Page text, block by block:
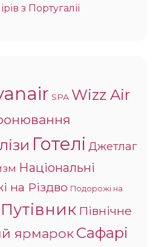
з Португалії
SPA Wizz Air
Готелі Джетлаг
Національні
на Різдво Подорожі на
Путівник Північне
ярмарокСафарі